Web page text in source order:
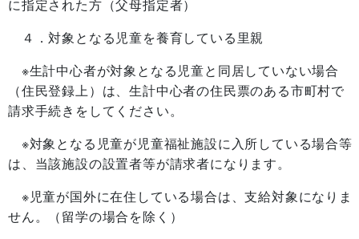
に指定された方（父母指定者）
４．対象となる児童を養育している里親
※生計中心者が対象となる児童と同居していない場合
（住民登録上）は、生計中心者の住民票のある市町村で
請求手続きをしてください。
※対象となる児童が児童福祉施設に入所している場合等
は、当該施設の設置者等が請求者になります。
※児童が国外に在住している場合は、支給対象になりま
せん。（留学の場合を除く）